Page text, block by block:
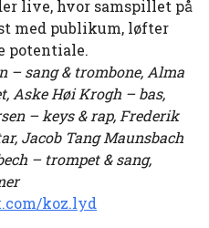
live, hvor samspillet på
med publikum, løfter
potentiale.
– sang & trombone, Alma
Aske Høi Krogh –bas,
– keys & rap, Frederik
Jacob TangMaunsbach
– trompet & sang,
koz.lyd